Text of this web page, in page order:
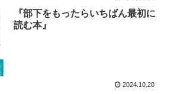
『部下をもったらいちばん最初に
読む本』
2024.10.20